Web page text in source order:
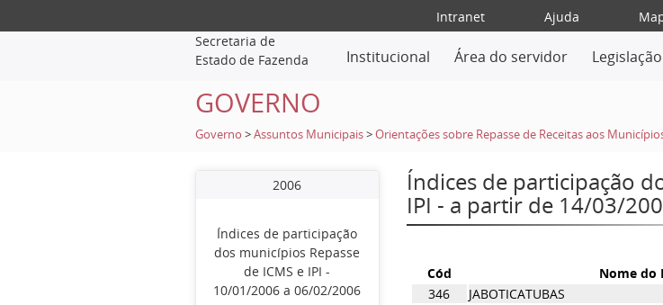
Intranet Ajuda
Secretaria de
Estado de Fazenda
Institucional Área do servidor Legislação
GOVERNO
Governo >Assuntos Municipais >Orientações sobre Repasse de Receitas aos
2006
Índices de participação
dos municípios Repasse
de ICMS e IPI -
10/01/2006 a 06/02/2006
Índices de participação
IPI - a partir de 14/03/
Cód Nome do
346
JABOTICATUBAS